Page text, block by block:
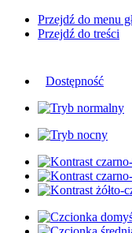
Przejdź do menu
Przejdź do treści
Dostępność